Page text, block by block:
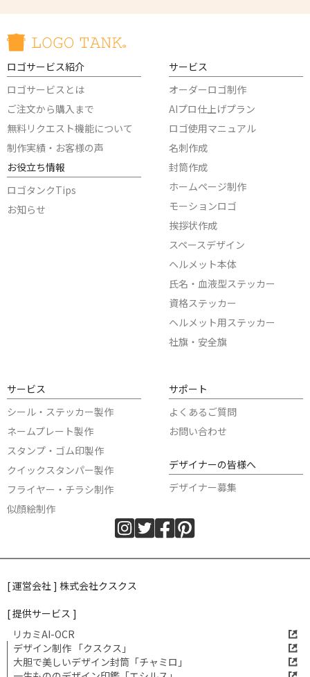
ロゴサービス紹介
ロゴサービスとは
ご注文から購入まで
無料リクエスト機能について
制作実績・お客様の声
お役立ち情報
ロゴタンクTips
お知らせ
サービス
オーダーロゴ制作
AIプロ仕上げプラン
ロゴ使用マニュアル
名刺作成
封筒作成
ホームページ制作
モーションロゴ
挨拶状作成
スペースデザイン
ヘルメット本体
氏名・血液型ステッカー
資格ステッカー
ヘルメット用ステッカー
社旗・安全旗
サービス
シール・ステッカー製作
ネームプレート製作
スタンプ・ゴム印製作
クイックスタンパー製作
フライヤー・チラシ制作
似顔絵制作
サポート
よくあるご質問
お問い合わせ
デザイナーの皆様へ
デザイナー募集
[ 運営会社 ] 株式会社クスクス
[ 提供サービス ]
リカミAI-OCR
デザイン制作 「クスクス」
大胆で美しいデザイン封筒「チャミロ」